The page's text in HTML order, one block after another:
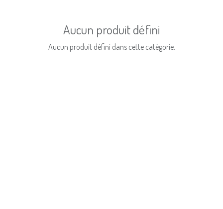
Aucun produit défini
Aucun produit défini dans cette catégorie.